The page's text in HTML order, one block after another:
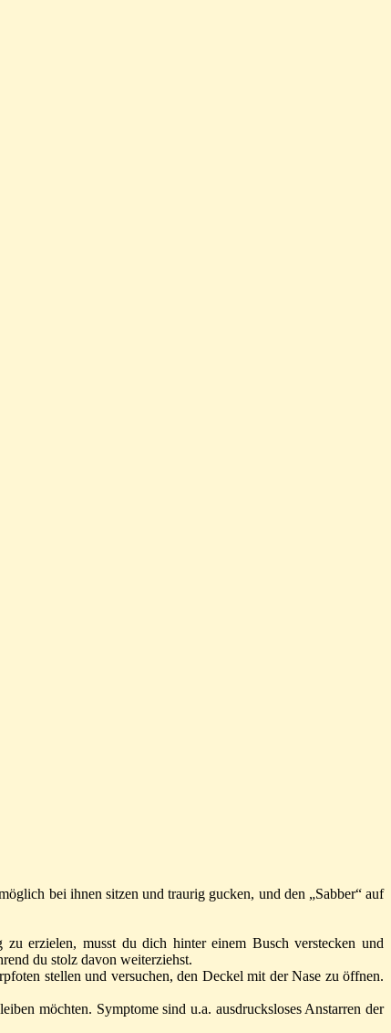
bei ihnen sitzen und traurig gucken, und den „Sabber“ auf
erzielen, musst du dich hinter einem Busch verstecken und
du stolz davon weiterziehst.
stellen und versuchen, den Deckel mit der Nase zu öffnen.
möchten. Symptome sind u.a. ausdrucksloses Anstarren der